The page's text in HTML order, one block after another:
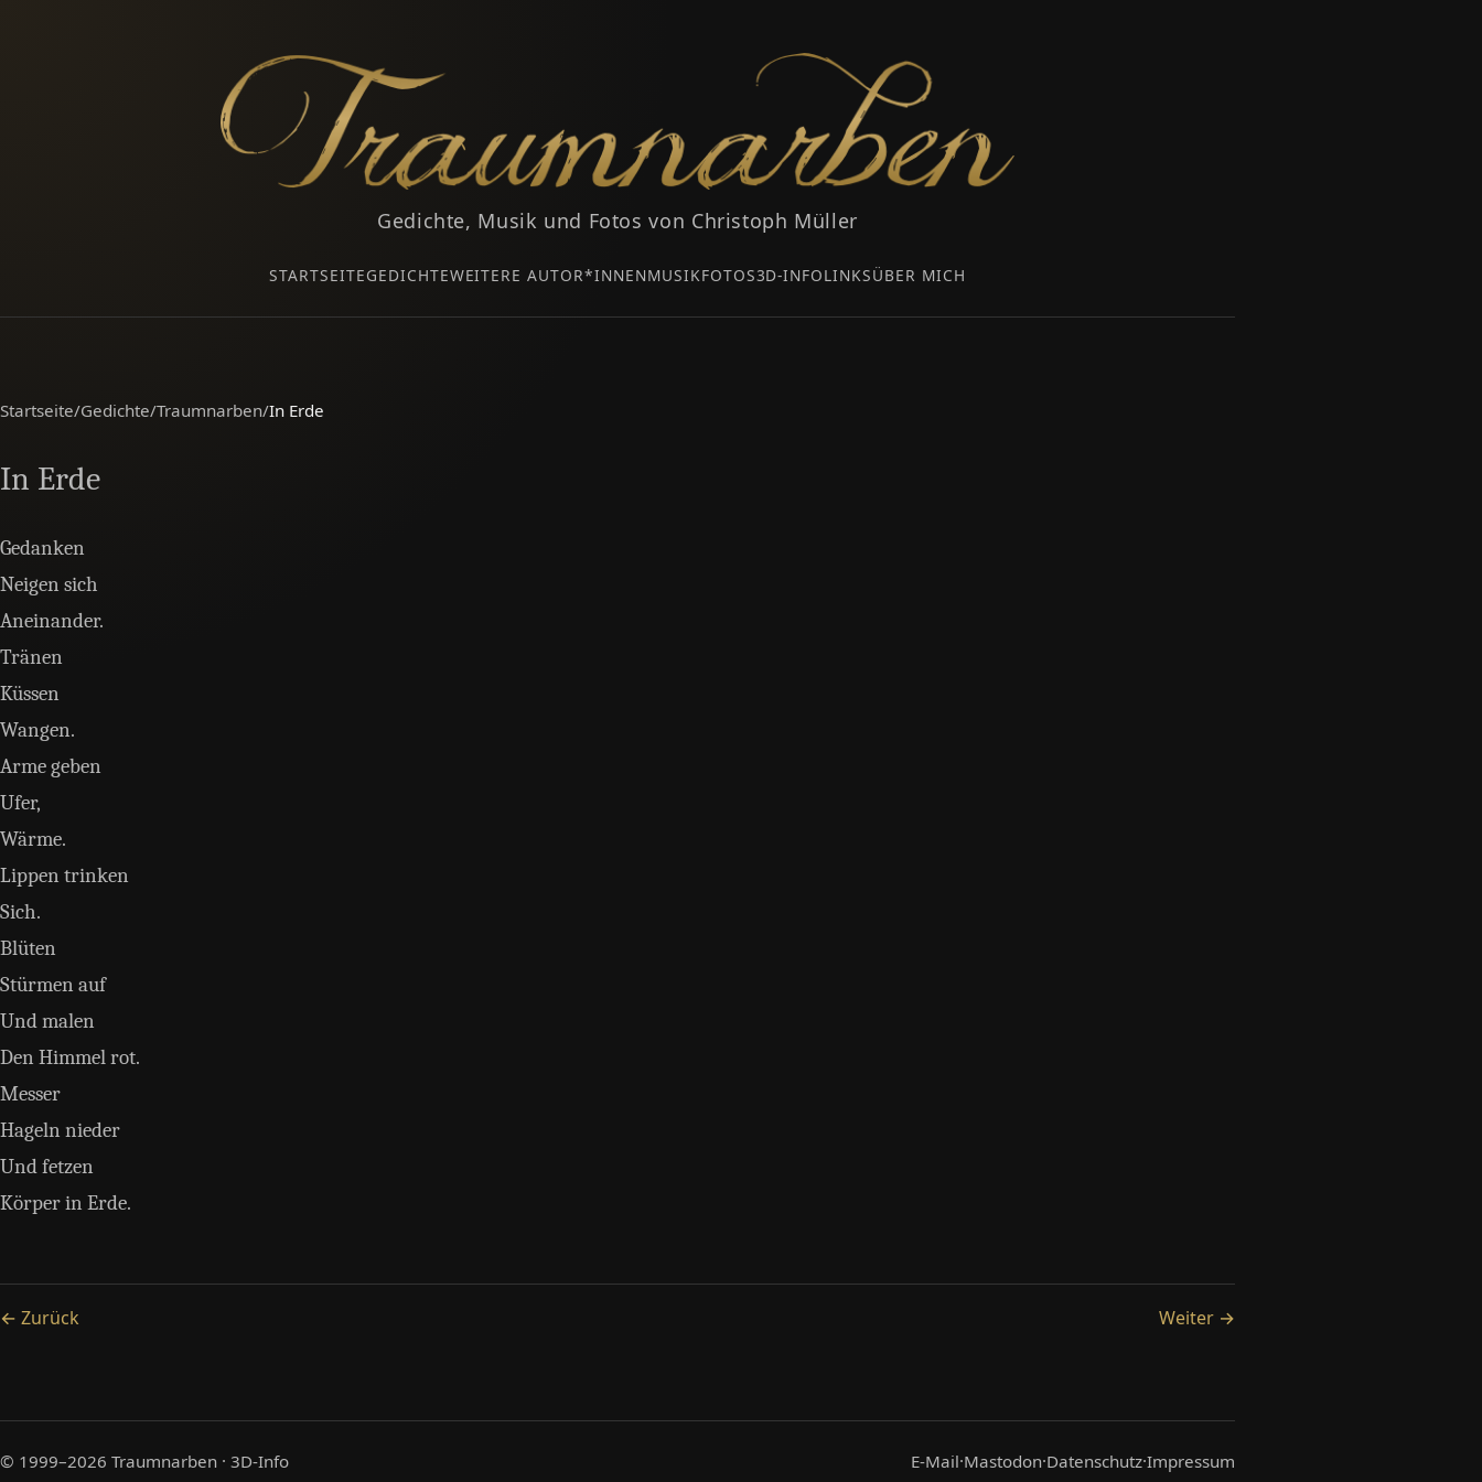
Gedichte, Musik und Fotos von Christoph Müller
STARTSEITEGEDICHTEWEITERE AUTOR*INNENMUSIKFOTOS3D-INFOLINKSÜBER MICH
Startseite/Gedichte/Traumnarben/In Erde
In Erde
Gedanken
Neigen sich
Aneinander.
Tränen
Küssen
Wangen.
Arme geben
Ufer,
Wärme.
Lippen trinken
Sich.
Blüten
Stürmen auf
Und malen
Den Himmel rot.
Messer
Hageln nieder
Und fetzen
Körper in Erde.
← Zurück Weiter →
© 1999–2026 Traumnarben · 3D-Info E-Mail·Mastodon·Datenschutz·Impressum